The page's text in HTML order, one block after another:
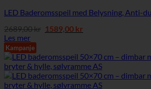
LED Baderomsspeil med Belysning, Anti-
2689,00kr Opprinnelig
pris
2689,00 kr.
1589,00 krNåværende
pris
1589,00 kr.
Les mer
Kampanje